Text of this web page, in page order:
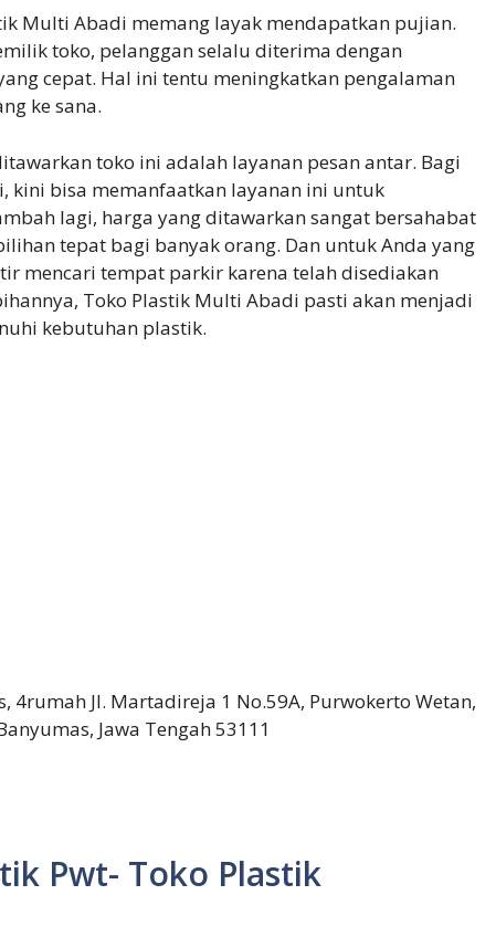
Multi Abadi memang layak mendapatkan pujian.
toko, pelanggan selalu diterima dengan
cepat. Hal ini tentu meningkatkan pengalaman
ke sana.
toko ini adalah layanan pesan antar. Bagi
kini bisa memanfaatkan layanan ini untuk
lagi, harga yang ditawarkan sangat bersahabat
tepat bagi banyak orang. Dan untuk Anda yang
mencari tempat parkir karena telah disediakan
Toko Plastik Multi Abadi pasti akan menjadi
kebutuhan plastik.
4rumah Jl. Martadireja 1 No.59A, Purwokerto Wetan,
Jawa Tengah 53111
Pwt- Toko Plastik